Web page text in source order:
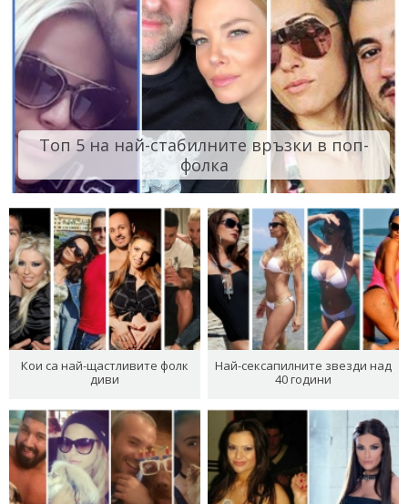
Топ 5 на най-стабилните връзки в поп-
фолка
Кои са най-щастливите фолк
диви
Най-сексапилните звезди над
40 години